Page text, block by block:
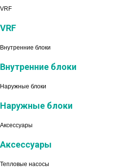
VRF
VRF
Внутренние блоки
Внутренние блоки
Наружные блоки
Наружные блоки
Аксессуары
Аксессуары
Тепловые насосы